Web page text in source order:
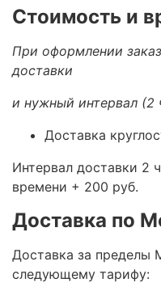
Стоимость и
При оформлении
доставки
и нужный интервал (2
Доставка
Интервал доставки 2
времени + 200 руб.
Доставка по
Доставка за пределы
следующему тарифу: